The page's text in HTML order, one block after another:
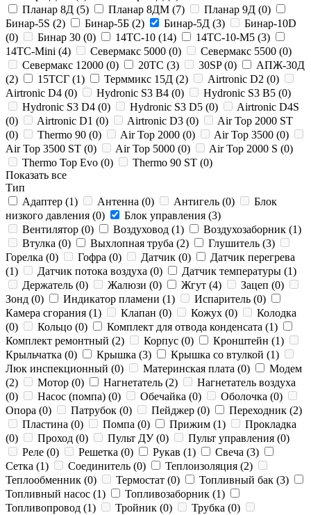
Планар 8Д (5) Планар 8ДМ (7) Планар 9Д (0)
Бинар-5S (2) Бинар-5Б (2) Бинар-5Д (3)
Бинар-10D
(0) Бинар 30 (0) 14ТС-10 (14) 14ТС-10-М5 (3)
14ТС-Mini (4) Севермакс 5000 (0) Севермакс 5500 (0)
Севермакс 12000 (0) 20ТС (3) 30SP (0)
АПЖ-30Д
(2) 15ТСГ (1) Терммикс 15Д (2) Airtronic D2 (0)
Airtronic D4 (0) Hydronic S3 B4 (0) Hydronic S3 B5 (0)
Hydronic S3 D4 (0) Hydronic S3 D5 (0)
Airtronic D4S
(0) Airtronic D1 (0) Airtronic D3 (0)
Air Top 2000 ST
(0) Thermo 90 (0) Air Top 2000 (0) Air Top 3500 (0)
Air Top 3500 ST (0) Air Top 5000 (0) Air Top 2000 S (0)
Thermo Top Evo (0) Thermo 90 ST (0)
Показать все
Тип
Адаптер (1) Антенна (0) Антигель (0)
Блок
низкого давления (0) Блок управления (3)
Вентилятор (0) Воздуховод (1) Воздухозаборник (1)
Втулка (0) Выхлопная труба (2) Глушитель (3)
Горелка (0) Гофра (0) Датчик (0)
Датчик перегрева
(1) Датчик потока воздуха (0) Датчик температуры (1)
Держатель (0) Жалюзи (0) Жгут (4) Зацеп (0)
Зонд (0) Индикатор пламени (1) Испаритель (0)
Камера сгорания (1) Клапан (0) Кожух (0)
Колодка
(0) Кольцо (0) Комплект для отвода конденсата (1)
Комплект ремонтный (2) Корпус (0) Кронштейн (1)
Крыльчатка (0) Крышка (3) Крышка со втулкой (1)
Люк инспекционный (0) Материнская плата (0)
Модем
(2) Мотор (0) Нагнетатель (2)
Нагнетатель воздуха
(0) Насос (помпа) (0) Обечайка (0) Оболочка (0)
Опора (0) Патрубок (0) Пейджер (0) Переходник (2)
Пластина (0) Помпа (0) Прижим (1)
Прокладка
(0) Проход (0) Пульт ДУ (0) Пульт управления (0)
Реле (0) Решетка (0) Рукав (1) Свеча (3)
Сетка (1) Соединитель (0) Теплоизоляция (2)
Теплообменник (0) Термостат (0) Топливный бак (3)
Топливный насос (1) Топливозаборник (1)
Топливопровод (1) Тройник (0) Трубка (0)